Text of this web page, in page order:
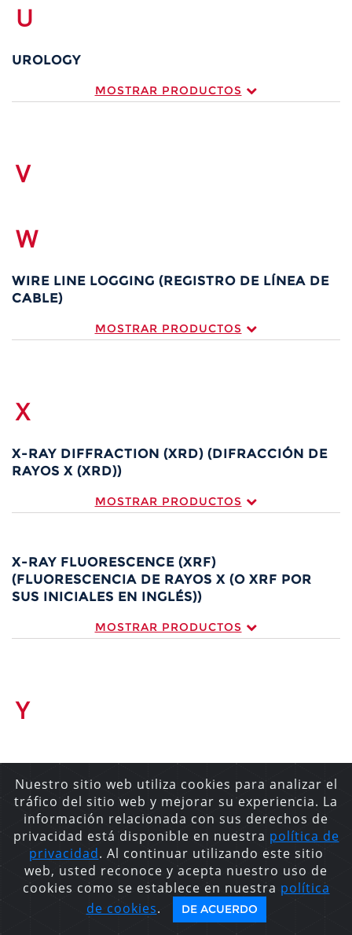
U
UROLOGY
MOSTRAR PRODUCTOS
V
W
WIRE LINE LOGGING (REGISTRO DE LÍNEA DE
CABLE)
MOSTRAR PRODUCTOS
X
X-RAY DIFFRACTION (XRD) (DIFRACCIÓN DE
RAYOS X (XRD))
MOSTRAR PRODUCTOS
X-RAY FLUORESCENCE (XRF)
(FLUORESCENCIA DE RAYOS X (O XRF POR
SUS INICIALES EN INGLÉS))
MOSTRAR PRODUCTOS
Y
Z
Nuestro sitio web utiliza cookies para analizar el
tráfico del sitio web y mejorar su experiencia. La
información relacionada con sus derechos de
privacidad está disponible en nuestra política de
privacidad. Al continuar utilizando este sitio
web, usted reconoce y acepta nuestro uso de
cookies como se establece en nuestra política
de cookies. DE ACUERDO